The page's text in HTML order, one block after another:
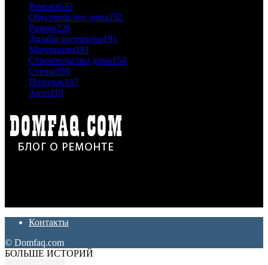
Ремонт635
Обустройство дома252
Разное226
Дизайн интерьера191
Материалы181
Строительство дома154
Стены150
Потолок147
Авто118
Контакты
© Domfaq.com
БОЛЬШЕ ИСТОРИЙ